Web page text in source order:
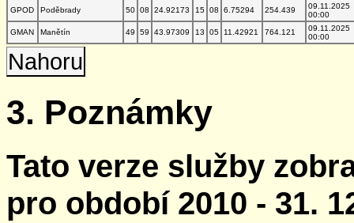
GPOD
Poděbrady 50 08 24.92173 15 08 6.75294 254.439
09.11.2025
00:00
GMAN
Manětín 49 59 43.97309 13 05 11.42921 764.121
09.11.2025
00:00
Nahoru
3. Poznámky
Tato verze služby
pro období 2010 - 31.